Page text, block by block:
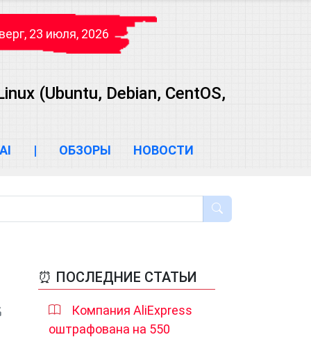
23 июля, 2026
(Ubuntu, Debian, CentOS,
AI | ОБЗОРЫ НОВОСТИ
⏰ ПОСЛЕДНИЕ СТАТЬИ
Компания AliExpress
оштрафована на 550